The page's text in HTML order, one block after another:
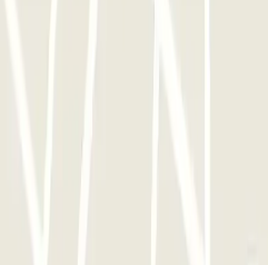
et au tarif raisonnable.
Manque de signalétique